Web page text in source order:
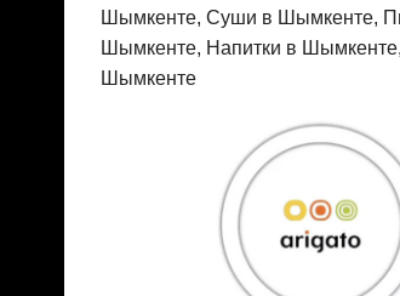
Шымкенте, Суши в Шымкенте,
Шымкенте, Напитки в
Шымкенте